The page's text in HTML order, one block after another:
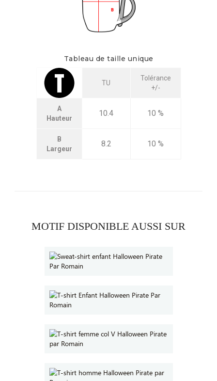
Tableau de taille unique
TU
Tolérance
+/-
A
Hauteur
10.4 10 %
B
Largeur
8.2 10 %
MOTIF DISPONIBLE AUSSI SUR